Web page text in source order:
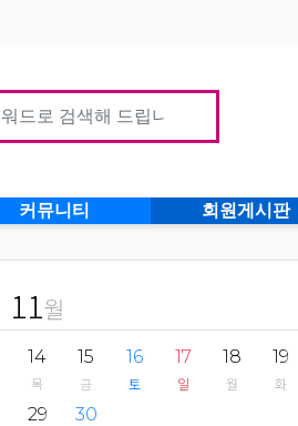
커뮤니티 회원게시판
11월
14
목
15
금
16
토
17
일
18
월
19
화
29 30